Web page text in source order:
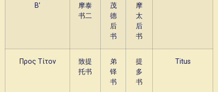
B’
摩泰
书二
茂
德
后
书
摩
太
后
书
Προς Τίτον
致提
托书
弟
铎
书
提
多
书
Titus